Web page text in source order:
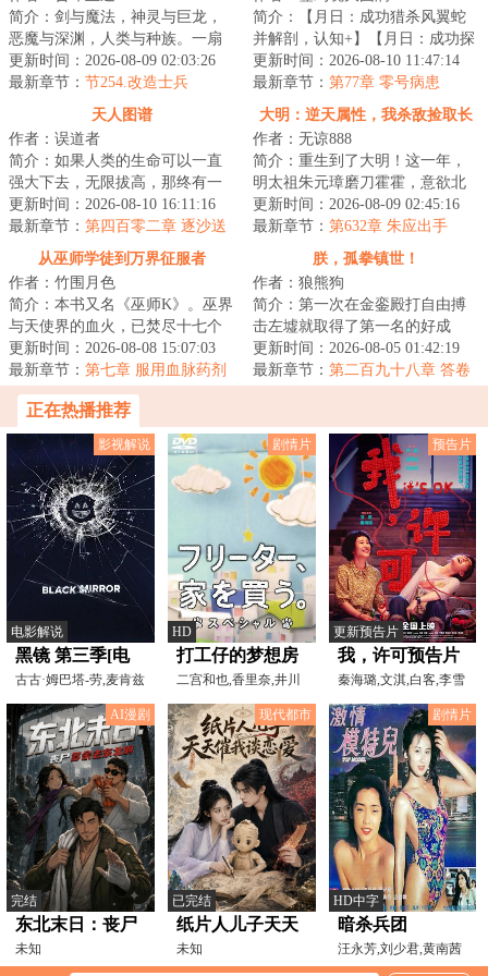
简介：剑与魔法，神灵与巨龙，
恶魔与深渊，人类与种族。一扇
门在这奇幻而诡谲的世界出现，
带来一个不属于...
更新时间：2026-08-09 02:03:26
最新章节： 节254.改造士兵
简介：【月日：成功猎杀风翼蛇
并解剖，认知+】【月日：成功探
索荒废空岛并撤离。获得“微型差
分机”，可...
更新时间：2026-08-10 11:47:14
最新章节： 第77章 零号病患
天人图谱
作者：误道者
简介：如果人类的生命可以一直
强大下去，无限拔高，那终有一
日能与天相接！...
更新时间：2026-08-10 16:11:16
最新章节： 第四百零二章 逐沙送
大明：逆天属性，我杀敌捡取长
作者：无谅888
简介：重生到了大明！这一年，
明太祖朱元璋磨刀霍霍，意欲北
伐，彻定北元，将汉家中原完全
掌控，为自己儿...
更新时间：2026-08-09 02:45:16
最新章节： 第632章 朱应出手
从巫师学徒到万界征服者
作者：竹围月色
简介：本书又名《巫师K》。巫界
与天使界的血火，已焚尽十七个
千年，灰烬中即将绽开第十八个
纪元的花。一...
更新时间：2026-08-08 15:07:03
最新章节： 第七章 服用血脉药剂
朕，孤拳镇世！
作者：狼熊狗
简介：第一次在金銮殿打自由搏
击左墟就取得了第一名的好成
绩。面对私养十万重骑兵的进
士，用白粥榨菜活人...
更新时间：2026-08-05 01:42:19
最新章节： 第二百九十八章 答卷
正在热播推荐
影视解说
电影解说
黑镜 第三季[电
影解说]
古古·姆巴塔-劳,麦肯兹
·戴维斯,布莱丝·
剧情片
HD
打工仔的梦想房
SP
二宫和也,香里奈,井川
遥,浅野温子,竹中直人
预告片
更新预告片
我，许可预告片
秦海璐,文淇,白客,李雪
琴
AI漫剧
完结
东北末日：丧尸
多余去东北啊
未知
现代都市
已完结
纸片人儿子天天
催我谈恋爱
未知
剧情片
HD中字
暗杀兵团
汪永芳,刘少君,黄南茜